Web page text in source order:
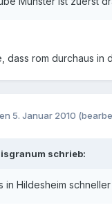
dass rom durchaus in
5. Januar 2010
schrieb:
in Hildesheim